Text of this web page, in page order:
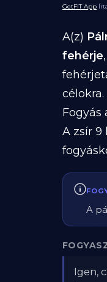
GetFIT App
A(z)
fehérje,
célokra.
Fogyás
A zsír
A
Igen,